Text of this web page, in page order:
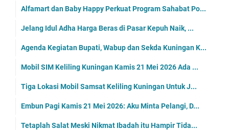
Alfamart dan Baby Happy Perkuat Program Sahabat Po...
Jelang Idul Adha Harga Beras di Pasar Kepuh Naik, ...
Agenda Kegiatan Bupati, Wabup dan Sekda Kuningan K...
Mobil SIM Keliling Kuningan Kamis 21 Mei 2026 Ada ...
Tiga Lokasi Mobil Samsat Keliling Kuningan Untuk J...
Embun Pagi Kamis 21 Mei 2026: Aku Minta Pelangi, D...
Tetaplah Salat Meski Nikmat Ibadah itu Hampir Tida...